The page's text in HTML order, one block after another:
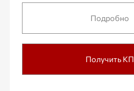
Подробно
Получить КП